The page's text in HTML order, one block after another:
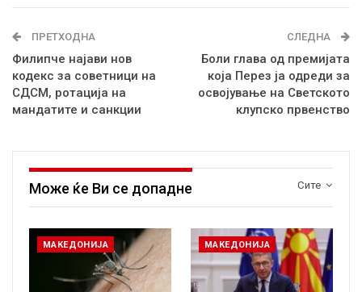
ПРЕТХОДНА
Филипче најави нов
кодекс за советници на
СДСМ, ротација на
мандатите и санкции
СЛЕДНА
Боли глава од премијата
која Перез ја одреди за
освојување на Светското
клупско првенство
Сите
Може ќе Ви се допадне
МАКЕДОНИЈА МАКЕДОНИЈА